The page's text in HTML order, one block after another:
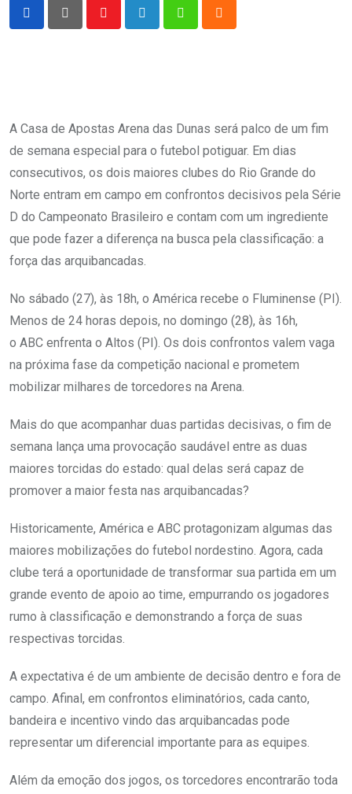
A Casa de Apostas Arena das Dunas será palco de um fim
de semana especial para o futebol potiguar. Em dias
consecutivos, os dois maiores clubes do Rio Grande do
Norte entram em campo em confrontos decisivos pela Série
D do Campeonato Brasileiro e contam com um ingrediente
que pode fazer a diferença na busca pela classificação: a
força das arquibancadas.
No sábado (27), às 18h, o América recebe o Fluminense (PI).
Menos de 24 horas depois, no domingo (28), às 16h,
o ABC enfrenta o Altos (PI). Os dois confrontos valem vaga
na próxima fase da competição nacional e prometem
mobilizar milhares de torcedores na Arena.
Mais do que acompanhar duas partidas decisivas, o fim de
semana lança uma provocação saudável entre as duas
maiores torcidas do estado: qual delas será capaz de
promover a maior festa nas arquibancadas?
Historicamente, América e ABC protagonizam algumas das
maiores mobilizações do futebol nordestino. Agora, cada
clube terá a oportunidade de transformar sua partida em um
grande evento de apoio ao time, empurrando os jogadores
rumo à classificação e demonstrando a força de suas
respectivas torcidas.
A expectativa é de um ambiente de decisão dentro e fora de
campo. Afinal, em confrontos eliminatórios, cada canto,
bandeira e incentivo vindo das arquibancadas pode
representar um diferencial importante para as equipes.
Além da emoção dos jogos, os torcedores encontrarão toda